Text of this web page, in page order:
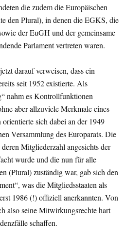
die zudem die Europäischen
den Plural), in denen die EGKS, die
der EuGH und der gemeinsame
Parlament vertreten waren.
darauf verweisen, dass ein
seit 1952 existierte. Als
nahm es Kontrollfunktionen
aber allzuviele Merkmale eines
sich dabei an der 1949
Versammlung des Europarats. Die
Mitgliederzahl angesichts der
wurde und die nun für alle
(Plural) zuständig war, gab sich den
was die Mitgliedsstaaten als
1986 (!) offiziell anerkannten. Von
also seine Mitwirkungsrechte hart
schaffen.